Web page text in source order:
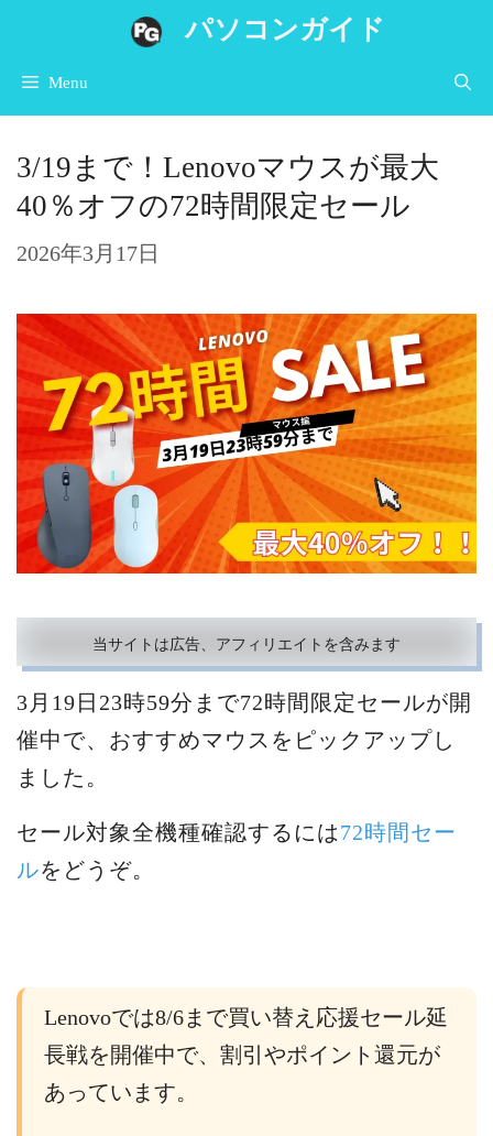
ツ
へ
ス
ッ
パソコンガイド
Menu
3/19まで！Lenovoマウスが最大
40％オフの72時間限定セール
2026年3月17日
当サイトは広告、アフィリエイトを含みます
3月19日23時59分まで72時間限定セールが開
催中で、おすすめマウスをピックアップし
ました。
セール対象全機種確認するには72時間セー
ルをどうぞ。
Lenovoでは8/6まで買い替え応援セール延
長戦を開催中で、割引やポイント還元が
あっています。